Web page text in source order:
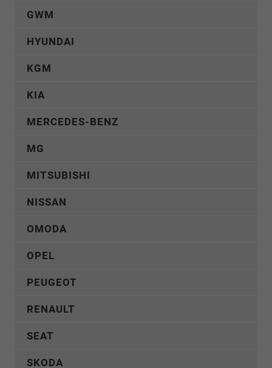
GWM
HYUNDAI
KGM
KIA
MERCEDES-BENZ
MG
MITSUBISHI
NISSAN
OMODA
OPEL
PEUGEOT
RENAULT
SEAT
SKODA